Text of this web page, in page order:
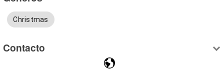
Christmas
Contacto